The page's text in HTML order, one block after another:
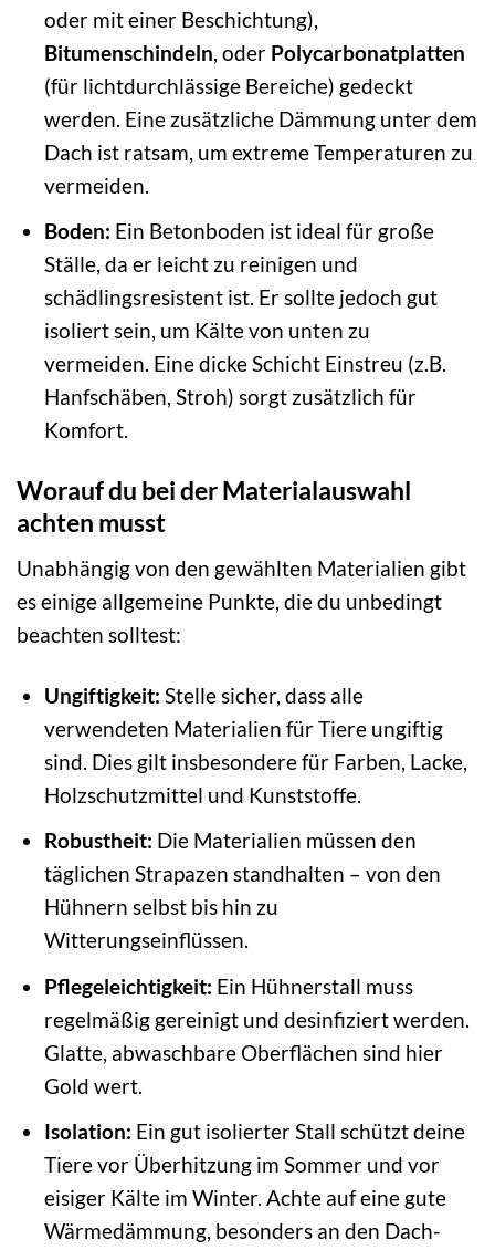
oder mit einer Beschichtung),
Bitumenschindeln , oder Polycarbonatplatten
(für lichtdurchlässige Bereiche) gedeckt
werden. Eine zusätzliche Dämmung unter dem
Dach ist ratsam, um extreme Temperaturen zu
vermeiden.
Boden: Ein Betonboden ist ideal für große
Ställe, da er leicht zu reinigen und
schädlingsresistent ist. Er sollte jedoch gut
isoliert sein, um Kälte von unten zu
vermeiden. Eine dicke Schicht Einstreu (z.B.
Hanfschäben, Stroh) sorgt zusätzlich für
Komfort.
Worauf du bei der Materialauswahl
achten musst
Unabhängig von den gewählten Materialien gibt
es einige allgemeine Punkte, die du unbedingt
beachten solltest:
Ungiftigkeit: Stelle sicher, dass alle
verwendeten Materialien für Tiere ungiftig
sind. Dies gilt insbesondere für Farben, Lacke,
Holzschutzmittel und Kunststoffe.
Robustheit: Die Materialien müssen den
täglichen Strapazen standhalten – von den
Hühnern selbst bis hin zu
Witterungseinflüssen.
Pflegeleichtigkeit: Ein Hühnerstall muss
regelmäßig gereinigt und desinfiziert werden.
Glatte, abwaschbare Oberflächen sind hier
Gold wert.
Isolation: Ein gut isolierter Stall schützt deine
Tiere vor Überhitzung im Sommer und vor
eisiger Kälte im Winter. Achte auf eine gute
Wärmedämmung, besonders an den Dach-